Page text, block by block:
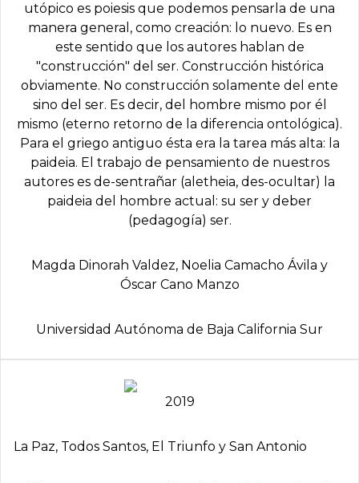
utópico es poiesis que podemos pensarla de una
manera general, como creación: lo nuevo. Es en
este sentido que los autores hablan de
"construcción" del ser. Construcción histórica
obviamente. No construcción solamente del ente
sino del ser. Es decir, del hombre mismo por él
mismo (eterno retorno de la diferencia ontológica).
Para el griego antiguo ésta era la tarea más alta: la
paideia. El trabajo de pensamiento de nuestros
autores es de-sentrañar (aletheia, des-ocultar) la
paideia del hombre actual: su ser y deber
(pedagogía) ser.
Magda Dinorah Valdez, Noelia Camacho Ávila y
Óscar Cano Manzo
Universidad Autónoma de Baja California Sur
2019
La Paz, Todos Santos, El Triunfo y San Antonio